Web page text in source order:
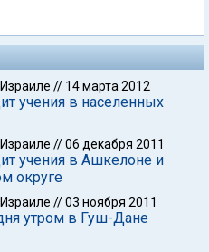
// 14 марта 2012
учения в населенных
//06 декабря 2011
учения в Ашкелоне и
округе
//03 ноября 2011
утром в Гуш-Дане